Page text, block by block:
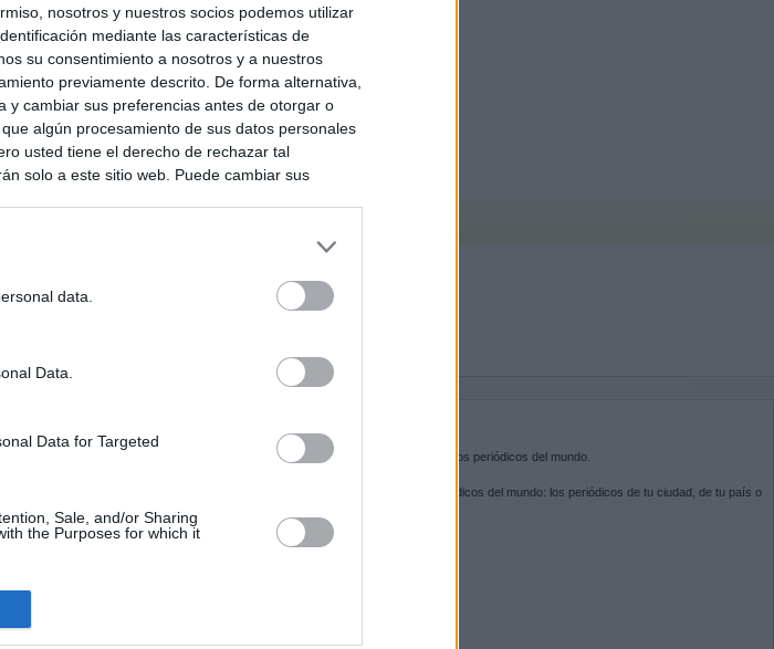
nosotros y nuestros socios podemos utilizar
mediante las características de
su consentimiento a nosotros y a nuestros
previamente descrito. De forma alternativa,
y cambiar sus preferencias antes de otorgar o
algún procesamiento de sus datos personales
usted tiene el derecho de rechazar tal
solo a este sitio web. Puede cambiar sus
data.
Data.
Data for Targeted
Sale, and/or Sharing
the Purposes for which it
por los nuevos
de Italia tras el rechazo de
por la crisis de Ceuta
Kiosko.net es la puerta de entrada a los periódicos del mundo.
Navega por las portadas de los periódicos del mundo: los periódicos de tu ciudad, de tu país o
SÍGUENOS